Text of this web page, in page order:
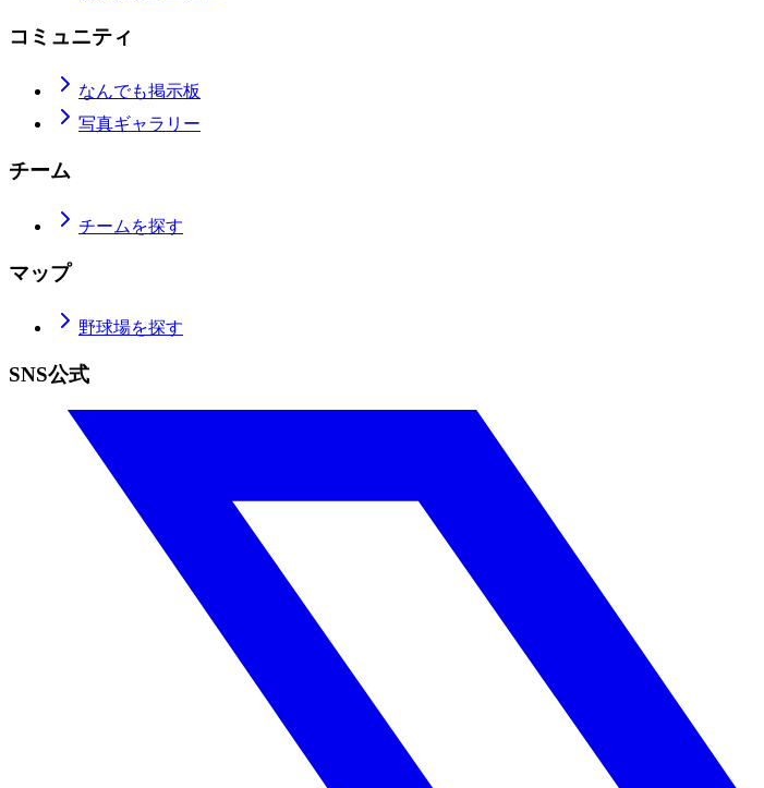
コミュニティ
なんでも掲示板
写真ギャラリー
チーム
チームを探す
マップ
野球場を探す
SNS公式